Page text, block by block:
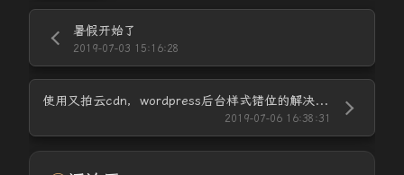
暑假开始了
2019-07-03 15:16:28
使用又拍云cdn，wordpress后台样式错位的解决方法
2019-07-06 16:38:31